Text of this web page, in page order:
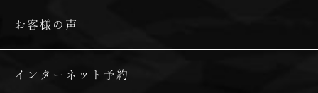
お客様の声
インターネット予約